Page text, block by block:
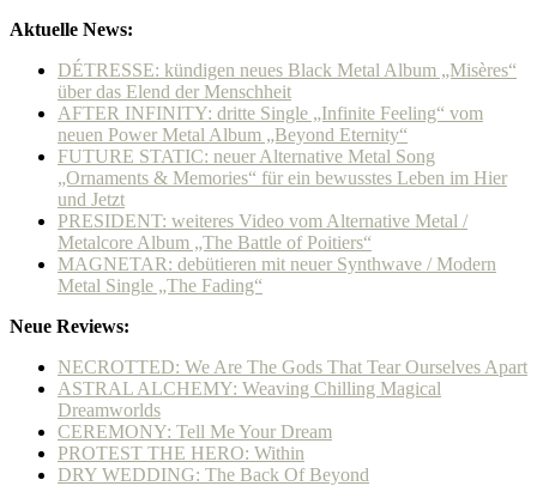
Aktuelle News:
DÉTRESSE: kündigen neues Black Metal Album „Misères“
über das Elend der Menschheit
AFTER INFINITY: dritte Single „Infinite Feeling“ vom
neuen Power Metal Album „Beyond Eternity“
FUTURE STATIC: neuer Alternative Metal Song
„Ornaments & Memories“ für ein bewusstes Leben im Hier
und Jetzt
PRESIDENT: weiteres Video vom Alternative Metal /
Metalcore Album „The Battle of Poitiers“
MAGNETAR: debütieren mit neuer Synthwave / Modern
Metal Single „The Fading“
Neue Reviews:
NECROTTED: We Are The Gods That Tear Ourselves Apart
ASTRAL ALCHEMY: Weaving Chilling Magical
Dreamworlds
CEREMONY: Tell Me Your Dream
PROTEST THE HERO: Within
DRY WEDDING: The Back Of Beyond